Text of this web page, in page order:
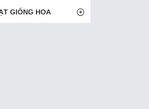
GIỐNG HOA